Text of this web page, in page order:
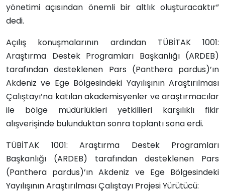
yönetimi açısından önemli bir altlık oluşturacaktır”
dedi.
Açılış konuşmalarının ardından TÜBİTAK 1001:
Araştırma Destek Programları Başkanlığı (ARDEB)
tarafından desteklenen Pars (Panthera pardus)’ın
Akdeniz ve Ege Bölgesindeki Yayılışının Araştırılması
Çalıştayı’na katılan akademisyenler ve araştırmacılar
ile bölge müdürlükleri yetkilileri karşılıklı fikir
alışverişinde bulunduktan sonra toplantı sona erdi.
TÜBİTAK 1001: Araştırma Destek Programları
Başkanlığı (ARDEB) tarafından desteklenen Pars
(Panthera pardus)’ın Akdeniz ve Ege Bölgesindeki
Yayılışının Araştırılması Çalıştayı Projesi Yürütücü: